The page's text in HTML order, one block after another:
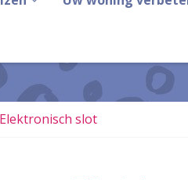
Elektronisch slot